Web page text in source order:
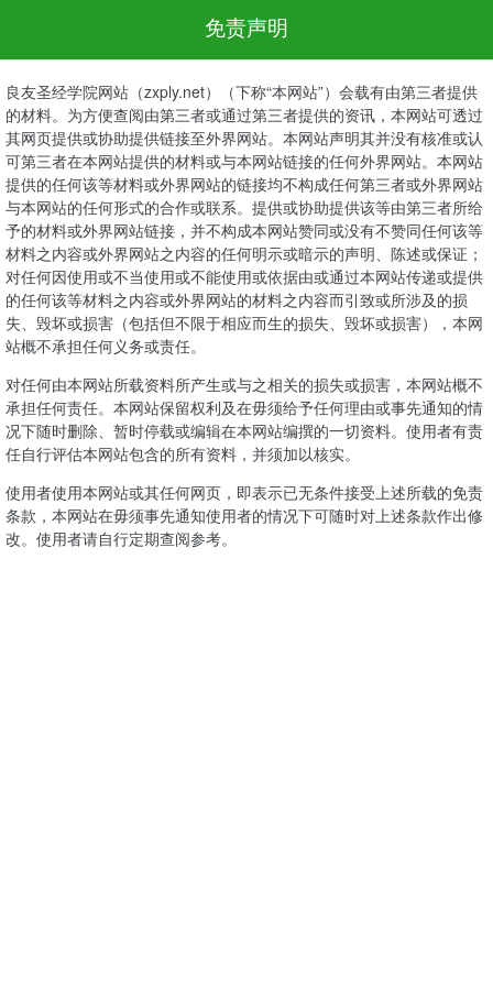
免责声明
良友圣经学院网站（zxply.net）（下称“本网站”）会载有由第三者提供
的材料。为方便查阅由第三者或通过第三者提供的资讯，本网站可透过
其网页提供或协助提供链接至外界网站。本网站声明其并没有核准或认
可第三者在本网站提供的材料或与本网站链接的任何外界网站。本网站
提供的任何该等材料或外界网站的链接均不构成任何第三者或外界网站
与本网站的任何形式的合作或联系。提供或协助提供该等由第三者所给
予的材料或外界网站链接，并不构成本网站赞同或没有不赞同任何该等
材料之内容或外界网站之内容的任何明示或暗示的声明、陈述或保证；
对任何因使用或不当使用或不能使用或依据由或通过本网站传递或提供
的任何该等材料之内容或外界网站的材料之内容而引致或所涉及的损
失、毁坏或损害（包括但不限于相应而生的损失、毁坏或损害），本网
站概不承担任何义务或责任。
对任何由本网站所载资料所产生或与之相关的损失或损害，本网站概不
承担任何责任。本网站保留权利及在毋须给予任何理由或事先通知的情
况下随时删除、暂时停载或编辑在本网站编撰的一切资料。使用者有责
任自行评估本网站包含的所有资料，并须加以核实。
使用者使用本网站或其任何网页，即表示已无条件接受上述所载的免责
条款，本网站在毋须事先通知使用者的情况下可随时对上述条款作出修
改。使用者请自行定期查阅参考。